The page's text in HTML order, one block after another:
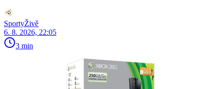
SportyŽivě
6. 8. 2026, 22:05
3 min